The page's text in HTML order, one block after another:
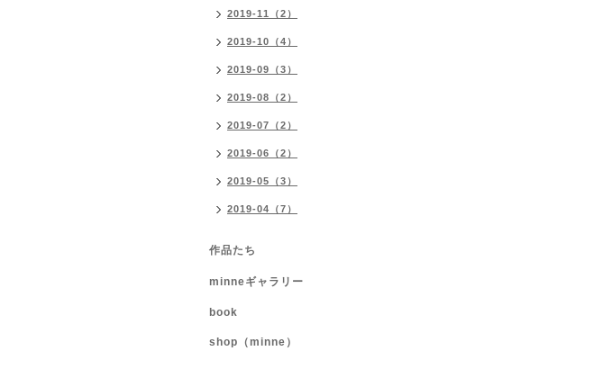
2019-11（2）
2019-10（4）
2019-09（3）
2019-08（2）
2019-07（2）
2019-06（2）
2019-05（3）
2019-04（7）
作品たち
minneギャラリー
book
shop（minne）